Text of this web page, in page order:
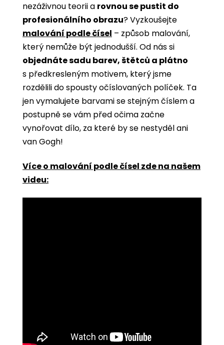
nezáživnou teorii a rovnou se pustit do
profesionálního obrazu? Vyzkoušejte
malování podle čísel ­­– způsob malování,
který nemůže být jednodušší. Od nás si
objednáte sadu barev, štětců a plátno
s předkresleným motivem, který jsme
rozdělili do spousty očíslovaných políček. Ta
jen vymalujete barvami se stejným číslem a
postupně se vám před očima začne
vynořovat dílo, za které by se nestyděl ani
van Gogh!
Více o malování podle čísel zde na našem
videu: